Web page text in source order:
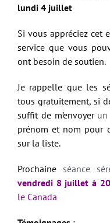
lundi 4 juillet
Si vous appréciez cet
service que vous
ont besoin de soutien.
Je rappelle que les
tous gratuitement, si
suffit de m’envoyer un
prénom et nom pour
sur la liste.
Prochaine séance
vendredi 8 juillet à
le Canada